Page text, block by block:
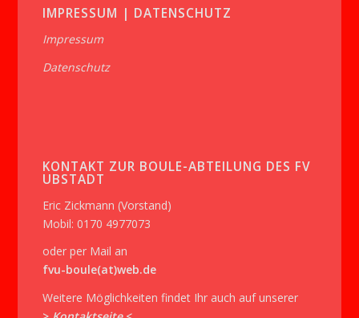
IMPRESSUM | DATENSCHUTZ
Impressum
Datenschutz
KONTAKT ZUR BOULE-ABTEILUNG DES FV
UBSTADT
Eric Zickmann (Vorstand)
Mobil: 0170 4977073
oder per Mail an
fvu-boule(at)web.de
Weitere Möglichkeiten findet Ihr auch auf unserer